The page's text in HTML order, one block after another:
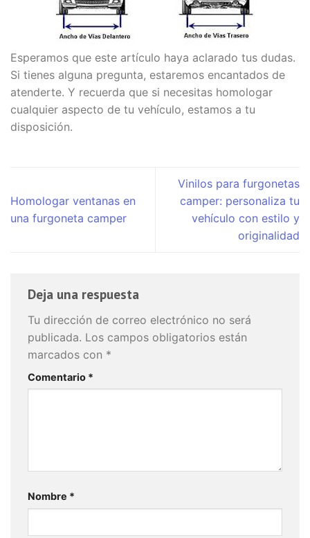
Esperamos que este artículo haya aclarado tus dudas.
Si tienes alguna pregunta, estaremos encantados de
atenderte. Y recuerda que si necesitas homologar
cualquier aspecto de tu vehículo, estamos a tu
disposición.
Homologar ventanas en
una furgoneta camper
Vinilos para furgonetas
camper: personaliza tu
vehículo con estilo y
originalidad
Deja una respuesta
Tu dirección de correo electrónico no será
publicada. Los campos obligatorios están
marcados con *
Comentario *
Nombre *